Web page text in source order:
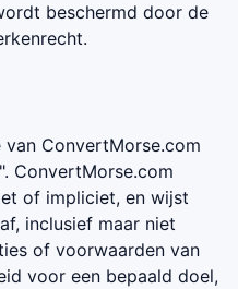
beschermd door de
ConvertMorse.com
ConvertMorse.com
of impliciet, en wijst
inclusief maar niet
of voorwaarden van
voor een bepaald doel,